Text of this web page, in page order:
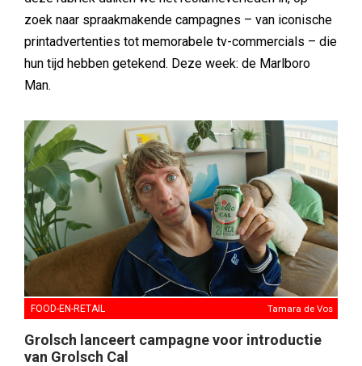
zoek naar spraakmakende campagnes – van iconische
printadvertenties tot memorabele tv-commercials – die
hun tijd hebben getekend. Deze week: de Marlboro
Man.
FOOD-EN-RETAIL Tamara de Vos
Grolsch lanceert campagne voor introductie
van Grolsch Cal